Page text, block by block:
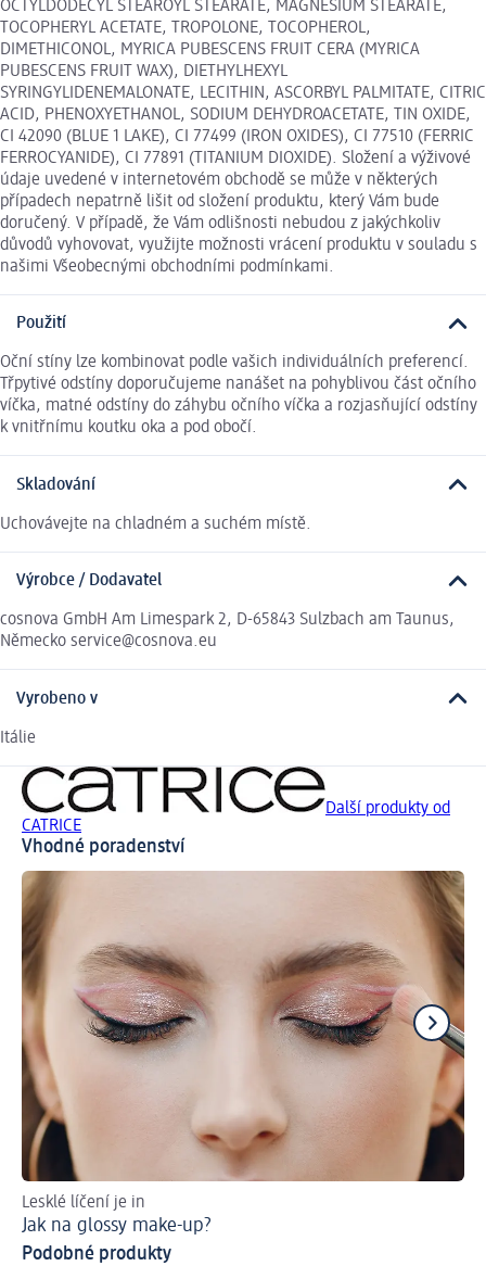
OCTYLDODECYL STEAROYL STEARATE, MAGNESIUM STEARATE,
TOCOPHERYL ACETATE, TROPOLONE, TOCOPHEROL,
DIMETHICONOL, MYRICA PUBESCENS FRUIT CERA (MYRICA
PUBESCENS FRUIT WAX), DIETHYLHEXYL
SYRINGYLIDENEMALONATE, LECITHIN, ASCORBYL PALMITATE, CITRIC
ACID, PHENOXYETHANOL, SODIUM DEHYDROACETATE, TIN OXIDE,
CI 42090 (BLUE 1 LAKE), CI 77499 (IRON OXIDES), CI 77510 (FERRIC
FERROCYANIDE), CI 77891 (TITANIUM DIOXIDE). Složení a výživové
údaje uvedené v internetovém obchodě se může v některých
případech nepatrně lišit od složení produktu, který Vám bude
doručený. V případě, že Vám odlišnosti nebudou z jakýchkoliv
důvodů vyhovovat, využijte možnosti vrácení produktu v souladu s
našimi Všeobecnými obchodními podmínkami.
Použití
Oční stíny lze kombinovat podle vašich individuálních preferencí.
Třpytivé odstíny doporučujeme nanášet na pohyblivou část očního
víčka, matné odstíny do záhybu očního víčka a rozjasňující odstíny
k vnitřnímu koutku oka a pod obočí.
Skladování
Uchovávejte na chladném a suchém místě.
Výrobce / Dodavatel
cosnova GmbH Am Limespark 2, D-65843 Sulzbach am Taunus,
Německo service@cosnova.eu
Vyrobeno v
Itálie
Další produkty od
CATRICE
Vhodné poradenství
Lesklé líčení je in
Jak na glossy make-up?
Podobné produkty